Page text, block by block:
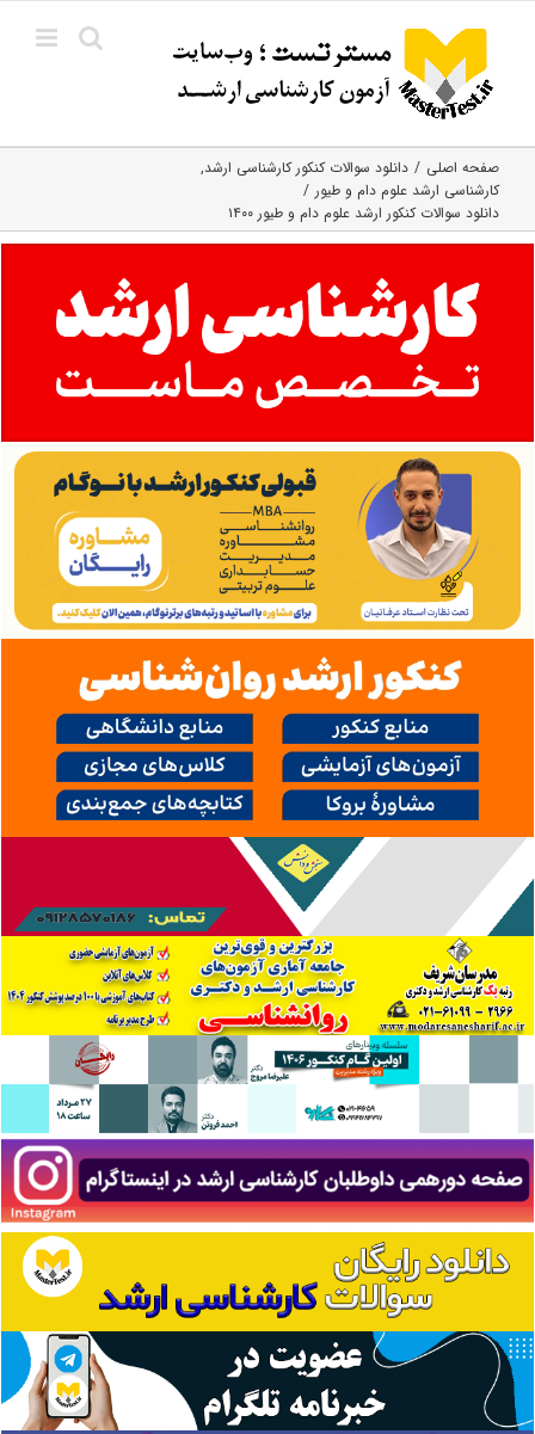
content
صفحه اصلی
دانلود سوالات کنکور کارشناسی ارشد
کارشناسی ارشد علوم دام و طیور
دانلود سوالات کنکور ارشد علوم دام و طیور ۱۴۰۰